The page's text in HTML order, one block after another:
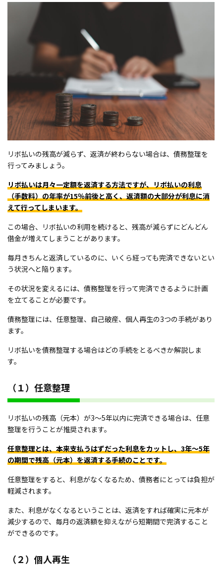
リボ払いの残高が減らず、返済が終わらない場合は、債務整理を
行ってみましょう。
リボ払いは月々一定額を返済する方法ですが、リボ払いの利息
（手数料）の年率が15％前後と高く、返済額の大部分が利息に消
えて行ってしまいます。
この場合、リボ払いの利用を続けると、残高が減らずにどんどん
借金が増えてしまうことがあります。
毎月きちんと返済しているのに、いくら経っても完済できないとい
う状況へと陥ります。
その状況を変えるには、債務整理を行って完済できるように計画
を立てることが必要です。
債務整理には、任意整理、自己破産、個人再生の3つの手続があり
ます。
リボ払いを債務整理する場合はどの手続をとるべきか解説しま
す。
（１）任意整理
リボ払いの残高（元本）が3～5年以内に完済できる場合は、任意
整理を行うことが推奨されます。
任意整理とは、本来支払うはずだった利息をカットし、3年～5年
の期間で残高（元本）を返済する手続のことです。
任意整理をすると、利息がなくなるため、債務者にとっては負担が
軽減されます。
また、利息がなくなるということは、返済をすれば確実に元本が
減少するので、毎月の返済額を抑えながら短期間で完済すること
ができるのです。
（２）個人再生